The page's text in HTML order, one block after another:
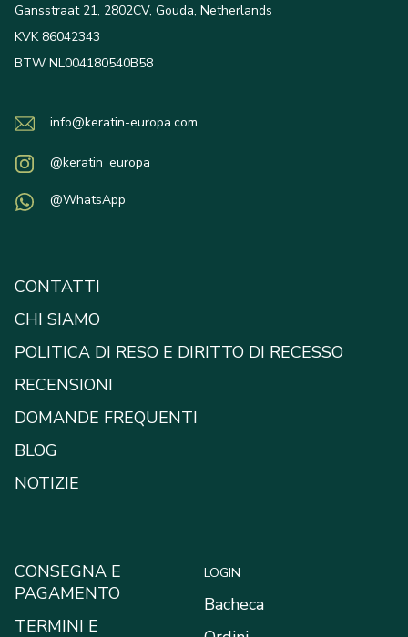
Gansstraat 21, 2802CV, Gouda, Netherlands
KVK 86042343
BTW NL004180540B58
info@keratin-europa.com
@keratin_europa
@WhatsApp
CONTATTI
CHI SIAMO
POLITICA DI RESO E DIRITTO DI RECESSO
RECENSIONI
DOMANDE FREQUENTI
BLOG
NOTIZIE
CONSEGNA E
PAGAMENTO
TERMINI E
LOGIN
Bacheca